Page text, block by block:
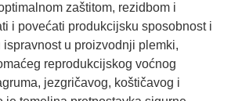
zaštitom, rezidbom i
i povećati produkcijsku sposobnost i
u proizvodnji plemki,
reprodukcijskog voćnog
jezgričavog, koštičavog i